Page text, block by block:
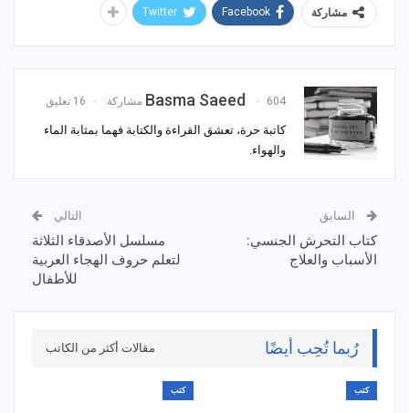
مشاركة Facebook
Twitter
Basma Saeed 604 مشاركة 16 تعليق
كاتبة حرة، تعشق القراءة والكتابة فهما بمثابة الماء
والهواء.
السابق
كتاب التحرش الجنسي:
الأسباب والعلاج
التالي
مسلسل الأصدقاء الثلاثة
لتعلم حروف الهجاء العربية
للأطفال
رُبما تُحِب أيضًا مقالات أكثر من الكاتب
كتب كتب